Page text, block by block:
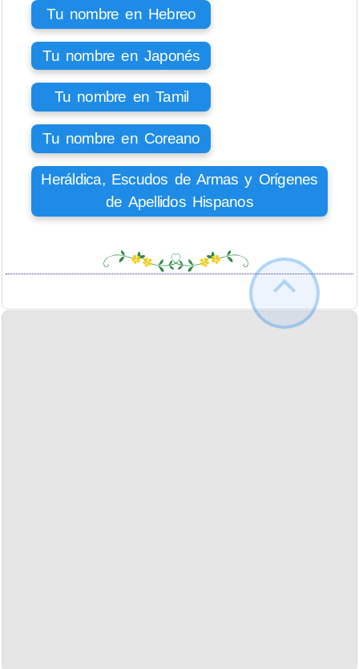
Tu nombre en Hebreo
Tu nombre en Japonés
Tu nombre en Tamil
Tu nombre en Coreano
Heráldica, Escudos de Armas y Orígenes
de Apellidos Hispanos